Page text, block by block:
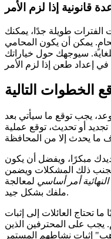
قانونية إذا لزم الأمر
الفترات طويلة جدًا، يمكنك
يمكن أن يكون المحامي
سيوجهك حول خياراتك
الخطوات التالية
يجب توقع ما سيأتي بعد
أو تحديث، توقع عملية
مبكرًا، ويفضل أن يكون
ذلك المشكلات ويضمن
النهائية أمر أساسي لمعالجة
ملفك بشكل جيد.
تحتاج العائلات إلى إثبات
يجب على المحترفين الذين